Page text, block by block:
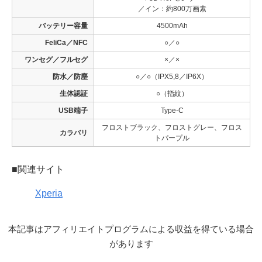
／イン：約800万画素
バッテリー容量 4500mAh
FeliCa／NFC ○／○
ワンセグ／フルセグ ×／×
防水／防塵 ○／○（IPX5,8／IP6X）
生体認証 ○（指紋）
USB端子 Type-C
カラバリ
フロストブラック、フロストグレー、フロス
トパープル
■関連サイト
Xperia
本記事はアフィリエイトプログラムによる収益を得ている場合
があります